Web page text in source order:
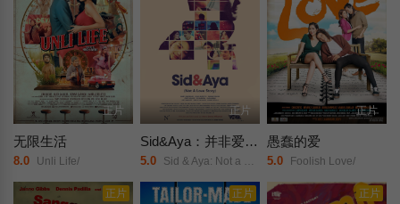
正片
无限生活
8.0 Unli Life/
正片
Sid&Aya：并非爱情故事
5.0 Sid & Aya: Not a Love Story/
正片
愚蠢的爱
5.0 Foolish Love/
正片 正片 正片